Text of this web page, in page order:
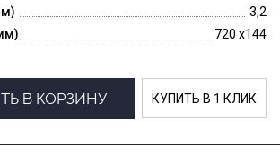
3,2
720 x144
В КОРЗИНУ КУПИТЬ В 1 КЛИК